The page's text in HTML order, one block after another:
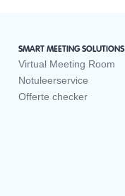
SMART MEETING SOLUTIONS
Virtual Meeting Room
Notuleerservice
Offerte checker